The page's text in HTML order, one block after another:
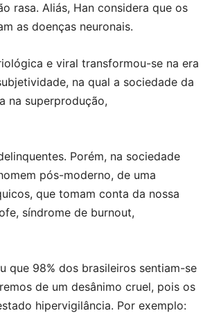
rasa. Aliás, Han considera que os
as doenças neuronais.
e viral transformou-se na era
na qual a sociedade da
na superprodução,
Porém, na sociedade
pós-moderno, de uma
que tomam conta da nossa
síndrome de burnout,
que 98% dos brasileiros sentiam-se
de um desânimo cruel, pois os
hipervigilância. Por exemplo: